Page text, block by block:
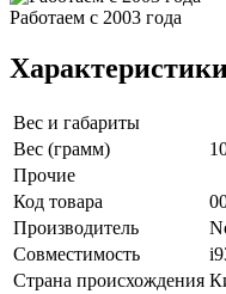
Работаем с 2003 года
Вес и габариты
Вес (грамм)
Прочие
Код товара
Производитель
Совместимость
Страна происхождения